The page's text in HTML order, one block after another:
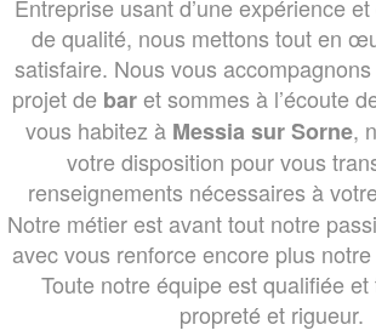
Entreprise usant d’une expérience et
de qualité, nous mettons tout en
satisfaire. Nous vous
projet de baret sommes à l’écoute
vous habitez àMessia sur Sorne,
votre disposition pour vous
renseignements nécessaires à
Notre métier est avant tout notre
avec vous renforce encore plus
Toute notre équipe est qualifiée
propreté et rigueur.